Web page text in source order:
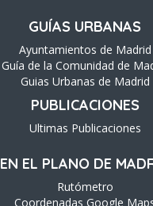
GUÍAS URBANAS
Ayuntamientos de Madrid
Guía de la Comunidad de
Guias Urbanas de Madrid
PUBLICACIONES
Ultimas Publicaciones
EN EL PLANO DE
Rutómetro
Coordenadas Google